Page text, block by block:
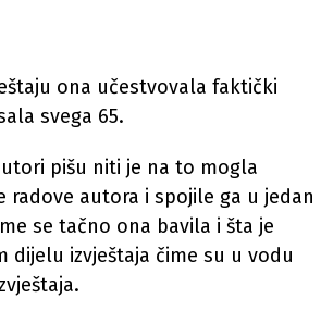
ona učestvovala faktički
svega 65.
pišu niti je na to mogla
radove autora i spojile ga u jedan
se tačno ona bavila i šta je
dijelu izvještaja čime su u vodu